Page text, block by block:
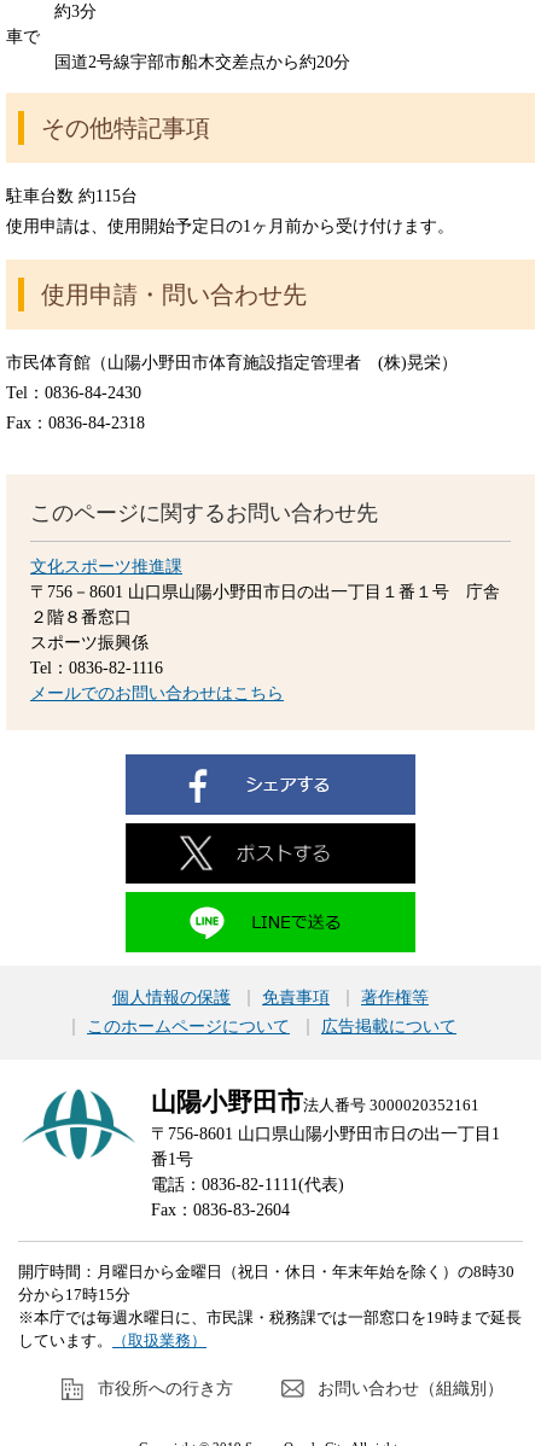
約3分
車で
国道2号線宇部市船木交差点から約20分
その他特記事項
駐車台数 約115台
使用申請は、使用開始予定日の1ヶ月前から受け付けます。
使用申請・問い合わせ先
市民体育館（山陽小野田市体育施設指定管理者 (株)晃栄）
Tel：0836-84-2430
Fax：0836-84-2318
このページに関するお問い合わせ先
文化スポーツ推進課
〒756－8601 山口県山陽小野田市日の出一丁目１番１号 庁舎
２階８番窓口
スポーツ振興係
Tel：0836-82-1116
メールでのお問い合わせはこちら
個人情報の保護 免責事項
著作権等
このホームページについて
広告掲載について
山陽小野田市法人番号 3000020352161
〒756-8601 山口県山陽小野田市日の出一丁目1
番1号
電話：0836-82-1111(代表)
Fax：0836-83-2604
開庁時間：月曜日から金曜日（祝日・休日・年末年始を除く）の8時30
分から17時15分
※本庁では毎週水曜日に、市民課・税務課では一部窓口を19時まで延長
しています。
（取扱業務）
市役所への行き方 お問い合わせ（組織別）